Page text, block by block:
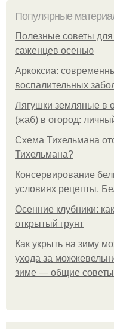
Популярные
Полезные советы
саженцев осенью
Аркоксиа:
воспалительных
Лягушки земляные в
(жаб) в огород:
Схема Тихельмана
Тихельмана?
Консервирование
условиях рецепты.
Осенние клубники:
открытый грунт
Как укрыть на зиму
ухода за
зиме — общие